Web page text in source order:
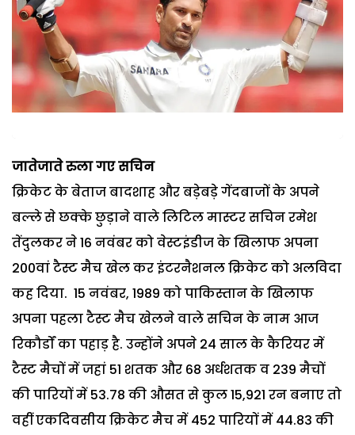
जातेजाते रुला गए सचिन
क्रिकेट के बेताज बादशाह और बड़ेबड़े गेंदबाजों के अपने
बल्ले से छक्के छुड़ाने वाले लिटिल मास्टर सचिन रमेश
तेंदुलकर ने 16 नवंबर को वेस्टइंडीज के खिलाफ अपना
200वां टैस्ट मैच खेल कर इंटरनैशनल क्रिकेट को अलविदा
कह दिया. 15 नवंबर, 1989 को पाकिस्तान के खिलाफ
अपना पहला टैस्ट मैच खेलने वाले सचिन के नाम आज
रिकौर्डों का पहाड़ है. उन्होंने अपने 24 साल के कैरियर में
टैस्ट मैचों में जहां 51 शतक और 68 अर्धशतक व 239 मैचों
की पारियों में 53.78 की औसत से कुल 15,921 रन बनाए तो
वहीं एकदिवसीय क्रिकेट मैच में 452 पारियों में 44.83 की